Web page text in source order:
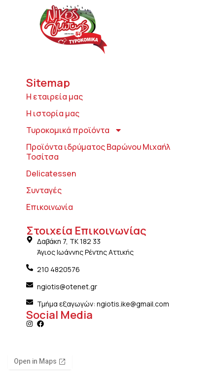
Sitemap
Η εταιρεία μας
Η ιστορία μας
Τυροκομικά προϊόντα
Προϊόντα ιδρύματος Βαρώνου Μιχαήλ
Τοσίτσα
Delicatessen
Συνταγές
Επικοινωνία
Στοιχεία Επικοινωνίας
Δαβάκη 7, ΤΚ 182 33
Άγιος Ιωάννης Ρέντης Αττικής
210 4820576
ngiotis@otenet.gr
Τμήμα εξαγωγών: ngiotis.ike@gmail.com
Social Media